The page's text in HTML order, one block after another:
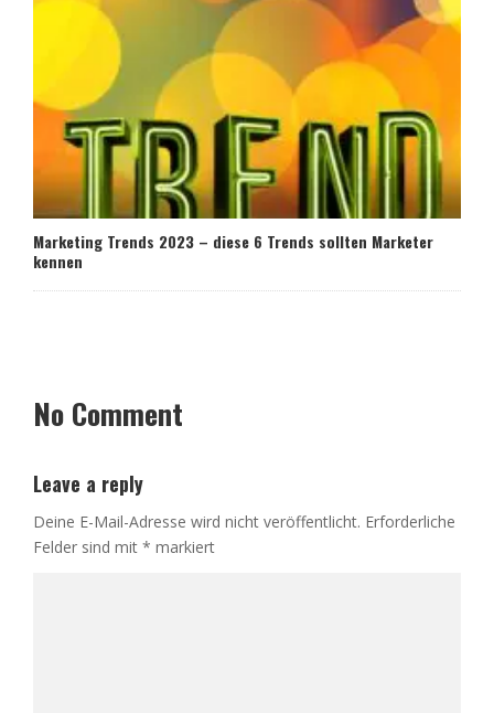
Marketing Trends 2023 – diese 6 Trends sollten Marketer
kennen
No Comment
Leave a reply
Deine E-Mail-Adresse wird nicht veröffentlicht. Erforderliche
Felder sind mit * markiert